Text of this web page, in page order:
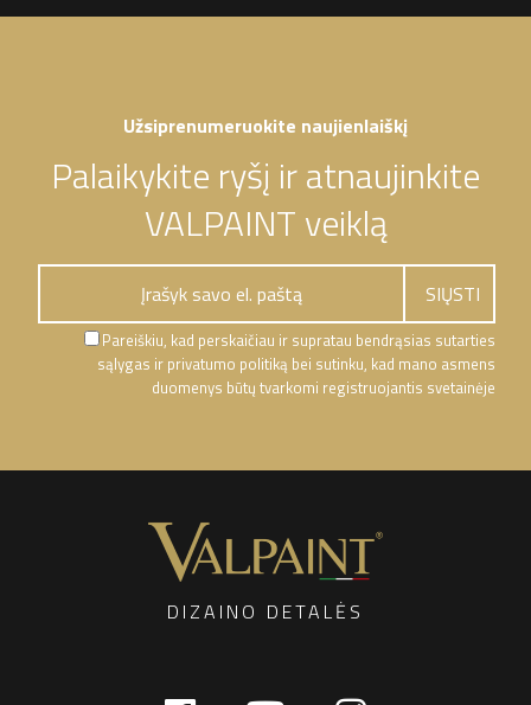
Užsiprenumeruokite naujienlaiškį
Palaikykite ryšį ir atnaujinkite
VALPAINT veiklą
Pareiškiu, kad perskaičiau ir supratau bendrąsias sutarties
sąlygas ir privatumo politiką bei sutinku, kad mano asmens
duomenys būtų tvarkomi registruojantis svetainėje
DIZAINO DETALĖS